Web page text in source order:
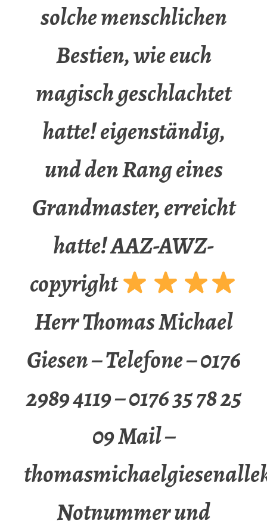
solche menschlichen
Bestien, wie euch
magisch geschlachtet
hatte! eigenständig,
und den Rang eines
Grandmaster, erreicht
hatte! AAZ-AWZ-
copyright
Herr Thomas Michael
Giesen – Telefone – 0176
2989 4119 – 0176 35 78 25
09 Mail –
Notnummer und